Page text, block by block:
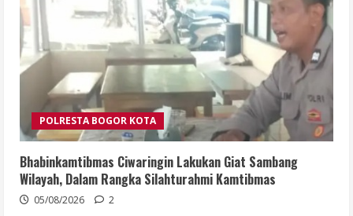
POLRESTA BOGOR KOTA
Bhabinkamtibmas Ciwaringin Lakukan Giat Sambang
Wilayah, Dalam Rangka Silahturahmi Kamtibmas
05/08/2026 2